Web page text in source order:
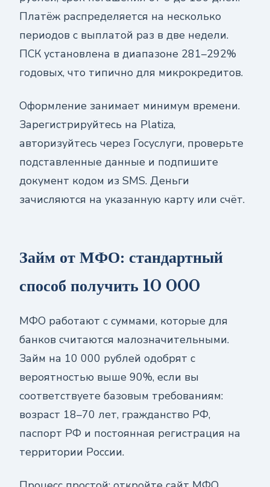
Платёж распределяется на несколько
периодов с выплатой раз в две недели.
ПСК установлена в диапазоне 281–292%
годовых, что типично для микрокредитов.
Оформление занимает минимум времени.
Зарегистрируйтесь на Platiza,
авторизуйтесь через Госуслуги, проверьте
подставленные данные и подпишите
документ кодом из SMS. Деньги
зачисляются на указанную карту или счёт.
Займ от МФО: стандартный
способ получить 10 000
МФО работают с суммами, которые для
банков считаются малозначительными.
Займ на 10 000 рублей одобрят с
вероятностью выше 90%, если вы
соответствуете базовым требованиям:
возраст 18–70 лет, гражданство РФ,
паспорт РФ и постоянная регистрация на
территории России.